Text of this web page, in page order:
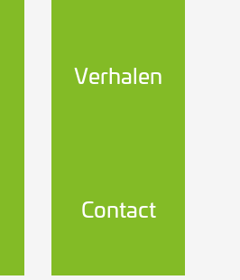
Verhalen
Contact